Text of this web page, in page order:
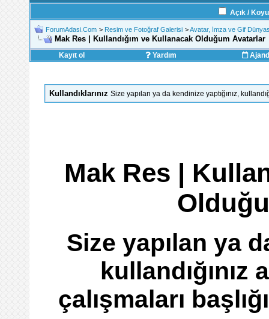
Açık /
ForumAdasi.Com > Resim ve Fotoğraf Galerisi >Avatar, İmza ve Gif
Mak Res | Kullandığım ve Kullanacak Olduğum Avatarlar
Kayıt ol Yardım
Kullandıklarınız Size yapılan ya da kendinize yaptığınız,
Mak Res |
Size yapılan ya
çalışmaları